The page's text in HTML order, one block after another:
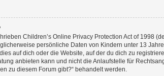
Children’s Online Privacy Protection Act of 1998
persönliche Daten von Kindern unter 13
auf dich oder die Website, auf der du dich zu
anbieten kann und nicht die Anlaufstelle für
zu diesem Forum gibt?“ behandelt werden.